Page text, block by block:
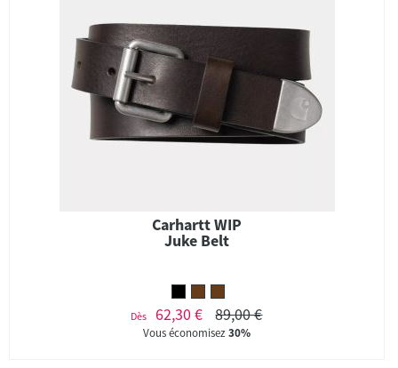
Carhartt WIP
Juke Belt
Dès 62,30 € 89,00 €
Vous économisez30%